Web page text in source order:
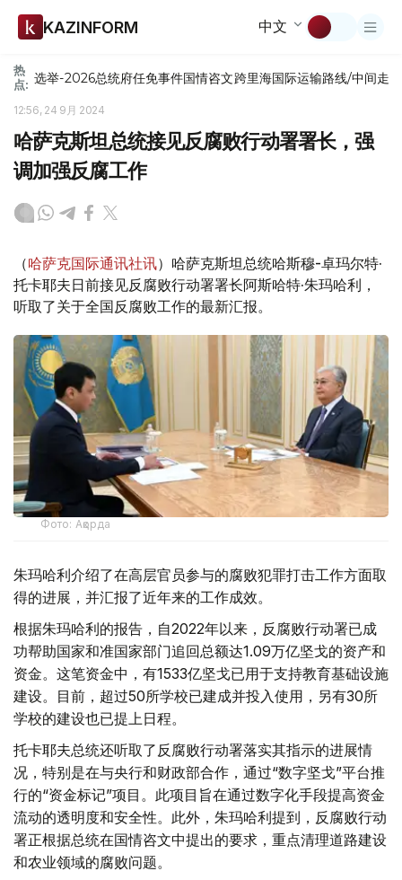
KAZINFORM 中文
热
点: 选举-2026总统府任免事件国情咨文跨里海国际运输路线/中间走廊
12:56, 24 9月 2024
哈萨克斯坦总统接见反腐败行动署署长，强
调加强反腐工作
（哈萨克国际通讯社讯）哈萨克斯坦总统哈斯穆-卓玛尔特·
托卡耶夫日前接见反腐败行动署署长阿斯哈特·朱玛哈利，
听取了关于全国反腐败工作的最新汇报。
Фото: Ақорда
朱玛哈利介绍了在高层官员参与的腐败犯罪打击工作方面取
得的进展，并汇报了近年来的工作成效。
根据朱玛哈利的报告，自2022年以来，反腐败行动署已成
功帮助国家和准国家部门追回总额达1.09万亿坚戈的资产和
资金。这笔资金中，有1533亿坚戈已用于支持教育基础设施
建设。目前，超过50所学校已建成并投入使用，另有30所
学校的建设也已提上日程。
托卡耶夫总统还听取了反腐败行动署落实其指示的进展情
况，特别是在与央行和财政部合作，通过“数字坚戈”平台推
行的“资金标记”项目。此项目旨在通过数字化手段提高资金
流动的透明度和安全性。此外，朱玛哈利提到，反腐败行动
署正根据总统在国情咨文中提出的要求，重点清理道路建设
和农业领域的腐败问题。